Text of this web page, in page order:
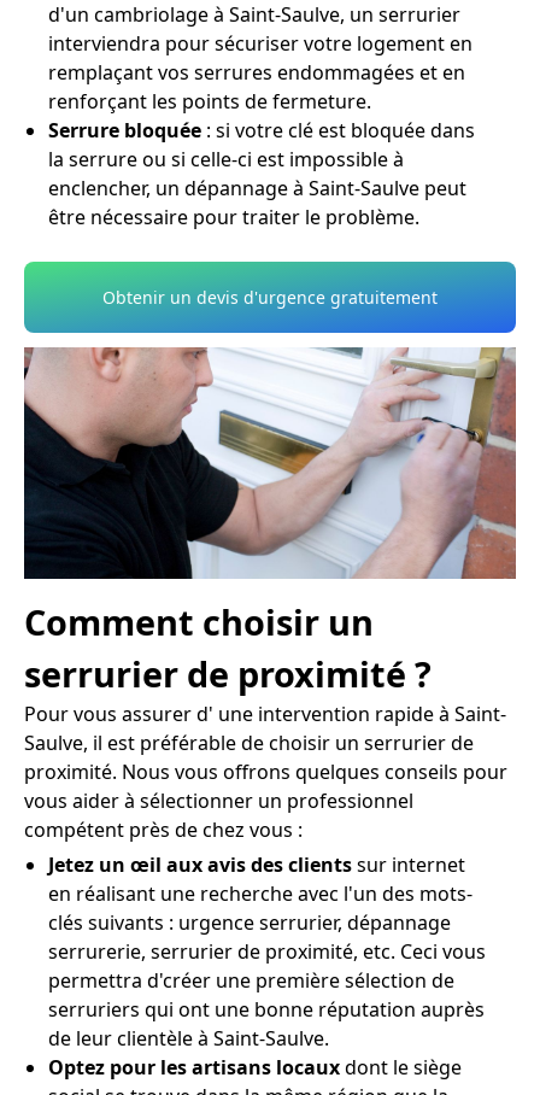
d'un cambriolage à Saint-Saulve, un serrurier
interviendra pour sécuriser votre logement en
remplaçant vos serrures endommagées et en
renforçant les points de fermeture.
Serrure bloquée : si votre clé est bloquée dans
la serrure ou si celle-ci est impossible à
enclencher, un dépannage à Saint-Saulve peut
être nécessaire pour traiter le problème.
Obtenir un devis d'urgence gratuitement
Comment choisir un
serrurier de proximité ?
Pour vous assurer d' une intervention rapide à Saint-
Saulve, il est préférable de choisir un serrurier de
proximité. Nous vous offrons quelques conseils pour
vous aider à sélectionner un professionnel
compétent près de chez vous :
Jetez un œil aux avis des clientssur internet
en réalisant une recherche avec l'un des mots-
clés suivants : urgence serrurier, dépannage
serrurerie, serrurier de proximité, etc. Ceci vous
permettra d'créer une première sélection de
serruriers qui ont une bonne réputation auprès
de leur clientèle à Saint-Saulve.
Optez pour les artisans locauxdont le siège